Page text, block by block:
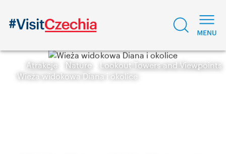
Atrakcje Nature
Lookout Towers and Viewpoints
Wieża widokowa Diana i okolice